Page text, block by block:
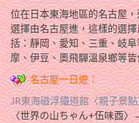
位在日本東海地區的名古屋
選擇由名古屋進，這樣的選
括：靜岡、愛知、三重、岐
摩、伊豆、奧飛驒溫泉鄉等
名古屋一日遊：
JR東海磁浮鐵道館〈親子景
〈世界の山ちゃん+伍味酉